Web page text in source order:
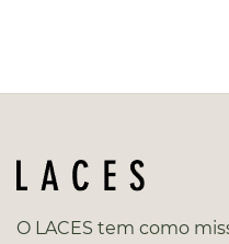
O LACES tem como